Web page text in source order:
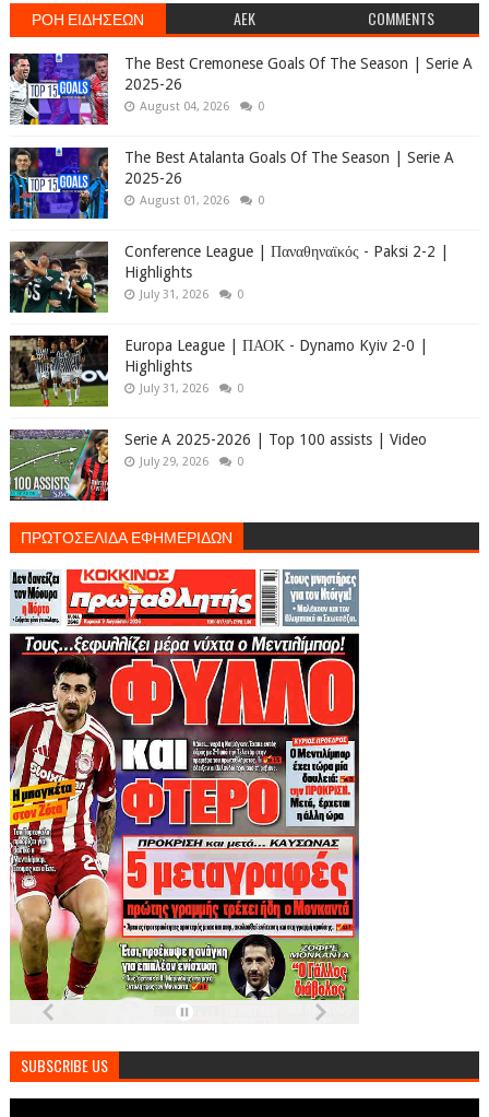
ΡΟΗ ΕΙΔΗΣΕΩΝ AEK COMMENTS
The Best Cremonese Goals Of The Season | Serie A
2025-26
August 04, 2026 0
The Best Atalanta Goals Of The Season | Serie A
2025-26
August 01, 2026 0
Conference League | Παναθηναϊκός - Paksi 2-2 |
Highlights
July 31, 2026 0
Europa League | ΠΑΟΚ - Dynamo Kyiv 2-0 |
Highlights
July 31, 2026 0
Serie A 2025-2026 | Top 100 assists | Video
July 29, 2026 0
ΠΡΩΤΟΣΕΛΙΔΑ ΕΦΗΜΕΡΙΔΩΝ
SUBSCRIBE US